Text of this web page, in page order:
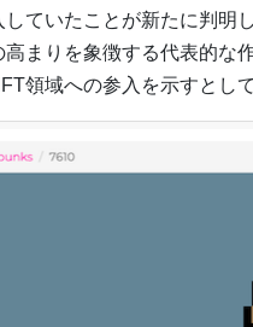
していたことが新たに判明
高まりを象徴する代表的な
領域への参入を示すとして